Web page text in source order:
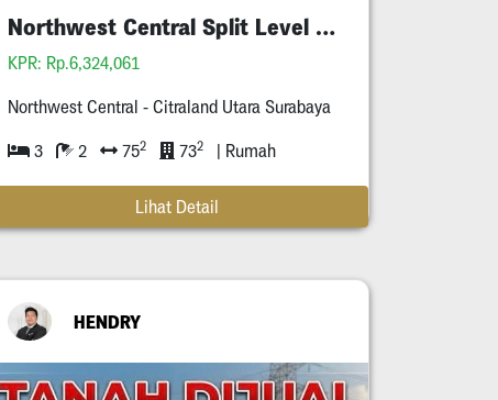
Northwest Central Split Level Full Furnished
KPR: Rp.6,324,061
Northwest Central - Citraland Utara Surabaya
3 2 752 732 | Rumah
Lihat Detail
HENDRY